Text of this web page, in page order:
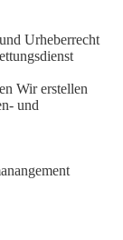
Urheberrecht
Wir erstellen
und